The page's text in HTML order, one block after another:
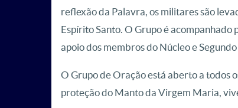
reflexão da Palavra, os militares são
Espírito Santo. O Grupo é acompanhado
apoio dos membros do Núcleo e Segundo
O Grupo de Oração está aberto a todos
proteção do Manto da Virgem Maria,